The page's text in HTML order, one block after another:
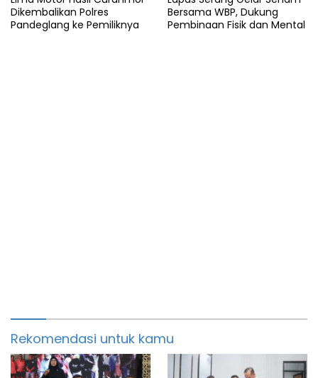
Dikembalikan Polres
Pandeglang ke Pemiliknya
Bersama WBP, Dukung
Pembinaan Fisik dan Mental
Rekomendasi untuk kamu